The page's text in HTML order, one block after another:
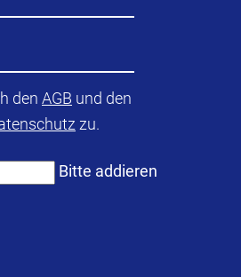
den AGB und den
zu.
Bitte addieren